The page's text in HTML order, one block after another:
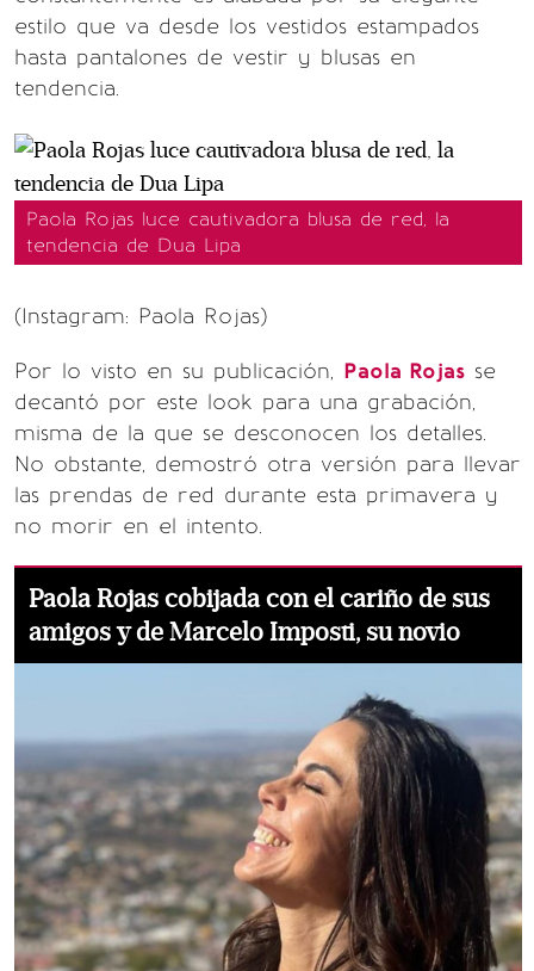
estilo que va desde los vestidos estampados
hasta pantalones de vestir y blusas en
tendencia.
Paola Rojas luce cautivadora blusa de red, la
tendencia de Dua Lipa
(Instagram: Paola Rojas)
Por lo visto en su publicación, Paola Rojas se
decantó por este look para una grabación,
misma de la que se desconocen los detalles.
No obstante, demostró otra versión para llevar
las prendas de red durante esta primavera y
no morir en el intento.
Paola Rojas cobijada con el cariño de sus
amigos y de Marcelo Imposti, su novio